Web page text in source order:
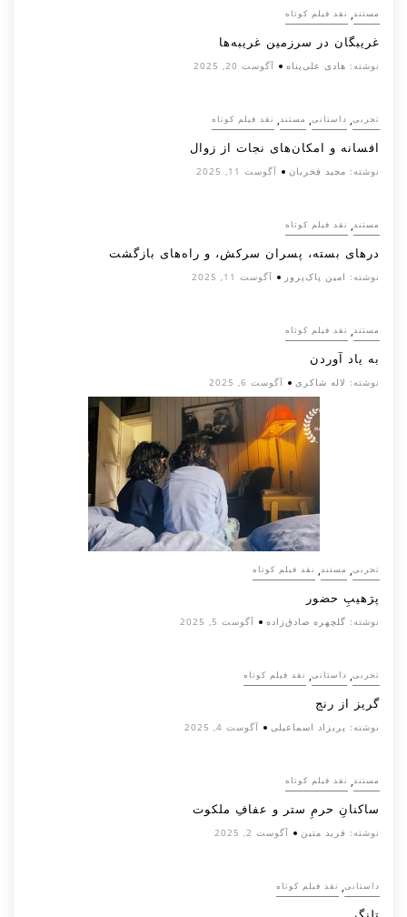
مستند, نقد فیلم کوتاه
غریبگان در سرزمین غریبه‌ها
نوشته: هادی علی‌پناه آگوست 20, 2025
تجربی, داستانی, مستند, نقد فیلم کوتاه
افسانه‌ و امکان‌های نجات از زوال
نوشته: مجید فخریان آگوست 11, 2025
مستند, نقد فیلم کوتاه
درهای بسته، پسران سرکش، و راه‌های بازگشت
نوشته: امین پاک‌پرور آگوست 11, 2025
مستند, نقد فیلم کوتاه
به یاد آوردن
نوشته: لاله شاکری آگوست 6, 2025
تجربی, مستند, نقد فیلم کوتاه
پرَهیب‌ِ حضور
نوشته: گلچهره صادق‌زاده آگوست 5, 2025
تجربی, داستانی, نقد فیلم کوتاه
گریز از رنج
نوشته: پریزاد اسماعیلی آگوست 4, 2025
مستند, نقد فیلم کوتاه
ساکنانِ حرمِ ستر و عفافِ ملکوت
نوشته: فرید متین آگوست 2, 2025
داستانی, نقد فیلم کوتاه